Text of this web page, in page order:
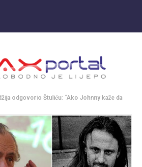
odgovorio Štuliću: “Ako Johnny kaže da